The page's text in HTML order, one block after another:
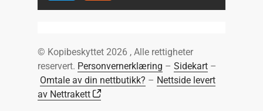
© Kopibeskyttet 2026 , Alle rettigheter
reservert. Personvernerklæring – Sidekart –
Omtale av din nettbutikk? – Nettside levert
av Nettrakett